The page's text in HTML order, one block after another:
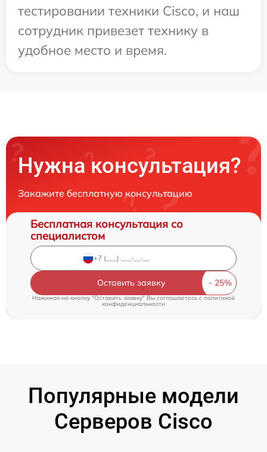
тестировании техники Cisco, и наш
сотрудник привезет технику в
удобное место и время.
Нужна консультация?
Закажите бесплатную консультацию
Бесплатная консультация со
специалистом
Оставить заявку
Нажимая на кнопку "Оставить заявку" Вы соглашаетесь cполитикой
конфиденциальности
Популярные модели
Серверов Cisco